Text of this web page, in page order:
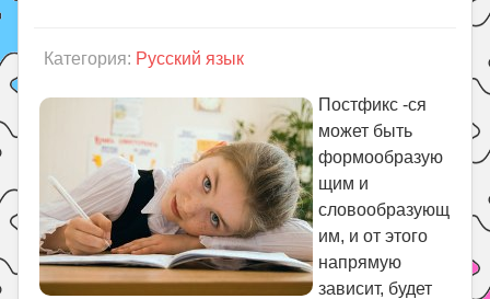
Уроки
Праздники
Психология
Летом!
Поиск
Категория: Русский язык
Постфикс -ся
может быть
формообразую
щим и
словообразующ
им, и от этого
напрямую
зависит, будет